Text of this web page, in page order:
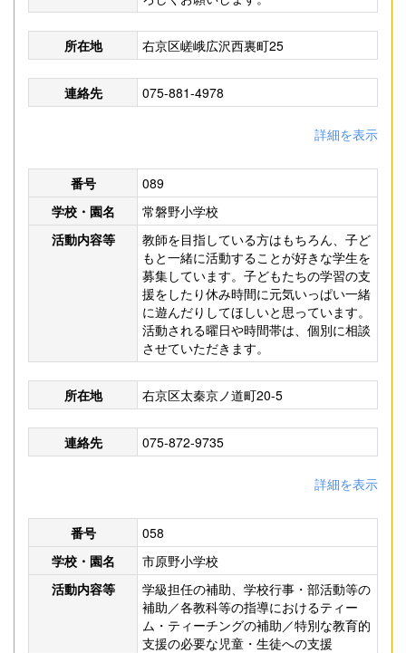
所在地 右京区嵯峨広沢西裏町25
連絡先 075-881-4978
詳細を表示
番号
089
学校・園名
常磐野小学校
活動内容等
教師を目指している方はもちろん、子ど
もと一緒に活動することが好きな学生を
募集しています。子どもたちの学習の支
援をしたり休み時間に元気いっぱい一緒
に遊んだりしてほしいと思っています。
活動される曜日や時間帯は、個別に相談
させていただきます。
所在地 右京区太秦京ノ道町20-5
連絡先 075-872-9735
詳細を表示
番号
058
学校・園名
市原野小学校
活動内容等
学級担任の補助、学校行事・部活動等の
補助／各教科等の指導におけるティー
ム・ティーチングの補助／特別な教育的
支援の必要な児童・生徒への支援